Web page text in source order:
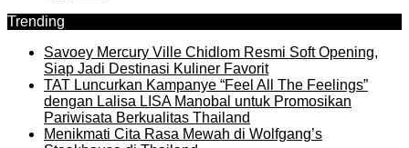
Trending
Savoey Mercury Ville Chidlom Resmi Soft Opening,
Siap Jadi Destinasi Kuliner Favorit
TAT Luncurkan Kampanye “Feel All The Feelings”
dengan Lalisa LISA Manobal untuk Promosikan
Pariwisata Berkualitas Thailand
Menikmati Cita Rasa Mewah di Wolfgang’s